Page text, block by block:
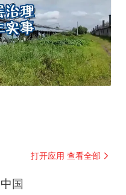
打开应用 查看全部
国